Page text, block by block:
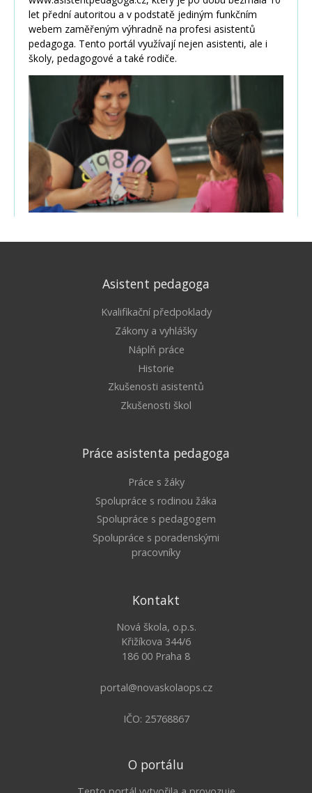
Asistent pedagoga
Kvalifikační předpoklady
Zákony a vyhlášky
Náplň práce
Historie
Zkušenosti asistentů
Zkušenosti škol
Práce asistenta pedagoga
Práce s žáky
Spolupráce s rodinou žáka
Spolupráce s pedagogem
Spolupráce s poradenskými
pracovníky
Kontakt
Nová škola, o.p.s.
Křižíkova 344/6
186 00 Praha 8
portal@novaskolaops.cz
IČO: 25768867
O portálu